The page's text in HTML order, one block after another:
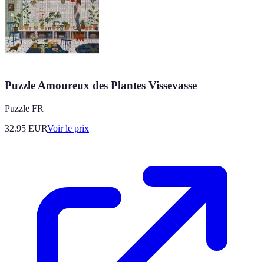
Puzzle Amoureux des Plantes Vissevasse
Puzzle FR
32.95 EURVoir le prix